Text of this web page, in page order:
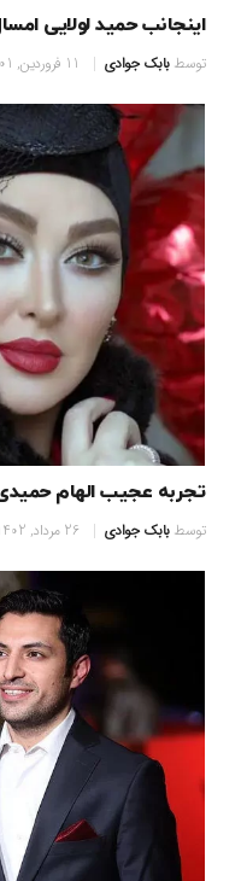
اینجانب حمید لولایی
توسطبابک جوادی 11 فروردین, 1401
تجربه عجیب الهام حمیدی
توسطبابک جوادی 26 مرداد, 1402